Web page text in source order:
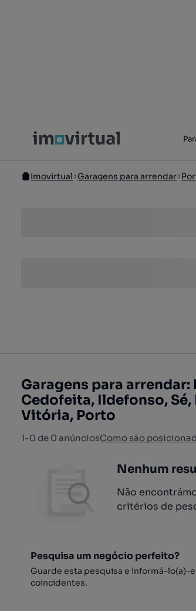
Imovirtual Garagens para arrendar
Garagens para
Cedofeita, Ildefonso,
Vitória, Porto
1-0 de 0 anúnciosComo são
Nenhum
Não
critérios de
Pesquisa um negócio perfeito?
Guarde esta pesquisa e informá-lo(a)-
coincidentes.